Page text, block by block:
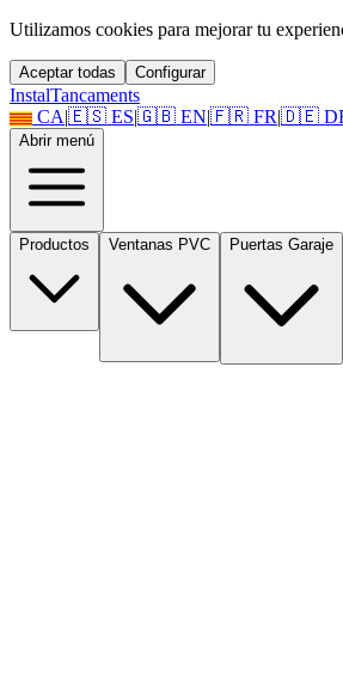
Utilizamos cookies para mejorar tu
Aceptar todas Configurar
InstalTancaments
CA|🇪🇸 ES|🇬🇧 EN|🇫🇷 FR|🇩🇪
Abrir menú
Productos Ventanas PVC Puertas Garaje